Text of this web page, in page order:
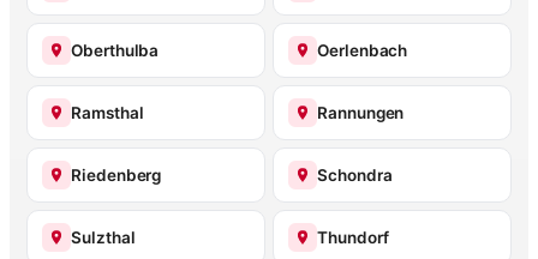
Oberthulba Oerlenbach
Ramsthal Rannungen
Riedenberg Schondra
Sulzthal Thundorf